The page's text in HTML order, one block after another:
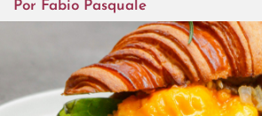
Por Fabio Pasquale